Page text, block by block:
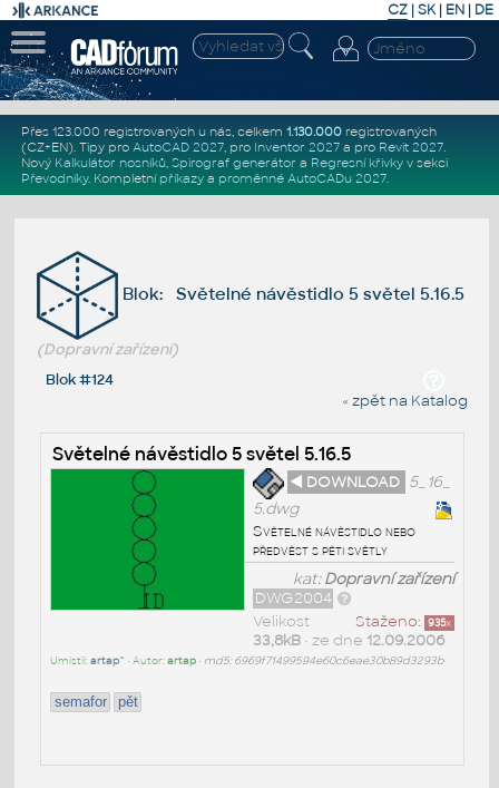
CZ | SK| EN | DE
Přes 123.000 registrovaných u nás, celkem 1.130.000registrovaných
(CZ+EN). Tipy pro AutoCAD 2027, pro Inventor 2027a pro Revit 2027.
Nový Kalkulátor nosníků, Spirograf generátor a Regresní křivkyv sekci
Převodníky. Kompletní příkazya proměnné AutoCADu 2027.
Blok: Světelné návěstidlo 5 světel 5.16.5
(Dopravní zařízení)
Blok #124
« zpět na Katalog
Světelné návěstidlo 5 světel 5.16.5
◄ DOWNLOAD 5_16_
5.dwg
Světelné návěstidlo nebo
předvěst s pěti světly
kat:Dopravní zařízení
DWG2004
Staženo: 935x
Velikost
33,8kB• ze dne 12.09.2006
Umístil:artap^ • Autor:artap• md5: 6969f71499594e60c6eae30b89d3293b
semafor pět